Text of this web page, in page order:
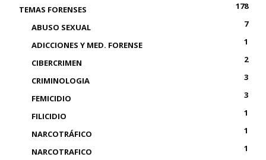
TEMAS FORENSES
178
ABUSO SEXUAL
7
ADICCIONES Y MED. FORENSE
1
CIBERCRIMEN
2
CRIMINOLOGIA
3
FEMICIDIO
3
FILICIDIO
1
NARCOTRÁFICO
1
NARCOTRAFICO
1